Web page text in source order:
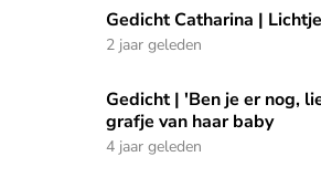
Gedicht Catharina | Lichtje
Gedicht Catharina |
2 jaar geleden
Gedicht | 'Ben je er nog,
Gedicht | 'Ben je er nog,
grafje van haar baby
4 jaar geleden